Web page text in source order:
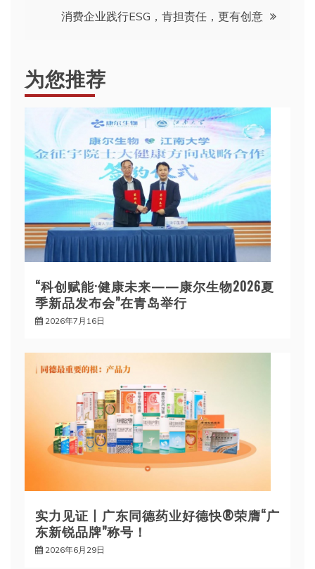
航
消费企业践行ESG，肯担责任，更有创意
为您推荐
“科创赋能·健康未来——康尔生物2026夏
季新品发布会”在青岛举行
2026年7月16日
实力见证丨广东同德药业好德快®荣膺“广
东新锐品牌”称号！
2026年6月29日